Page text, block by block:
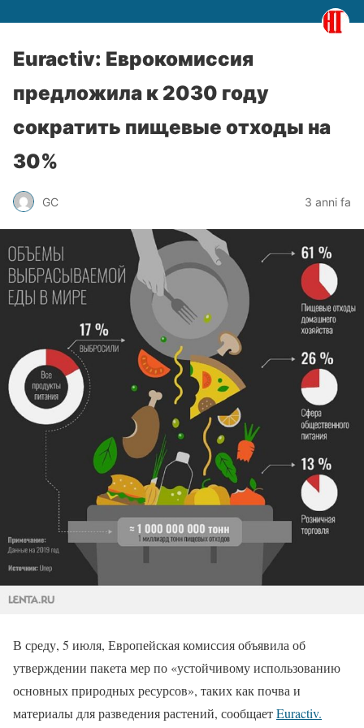
Euractiv: Еврокомиссия
предложила к 2030 году
сократить пищевые отходы на
30%
GC 3 anni fa
В среду, 5 июля, Европейская комиссия объявила об
утверждении пакета мер по «устойчивому использованию
основных природных ресурсов», таких как почва и
материалы для разведения растений, сообщаетEuractiv.